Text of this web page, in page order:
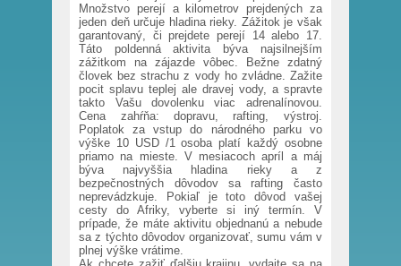
Množstvo perejí a kilometrov prejdených za
jeden deň určuje hladina rieky. Zážitok je však
garantovaný, či prejdete perejí 14 alebo 17.
Táto poldenná aktivita býva najsilnejším
zážitkom na zájazde vôbec. Bežne zdatný
človek bez strachu z vody ho zvládne. Zažite
pocit splavu teplej ale dravej vody, a spravte
takto Vašu dovolenku viac adrenalínovou.
Cena zahŕňa: dopravu, rafting, výstroj.
Poplatok za vstup do národného parku vo
výške 10 USD /1 osoba platí každý osobne
priamo na mieste. V mesiacoch apríl a máj
býva najvyššia hladina rieky a z
bezpečnostných dôvodov sa rafting často
neprevádzkuje. Pokiaľ je toto dôvod vašej
cesty do Afriky, vyberte si iný termín. V
prípade, že máte aktivitu objednanú a nebude
sa z týchto dôvodov organizovať, sumu vám v
plnej výške vrátime.